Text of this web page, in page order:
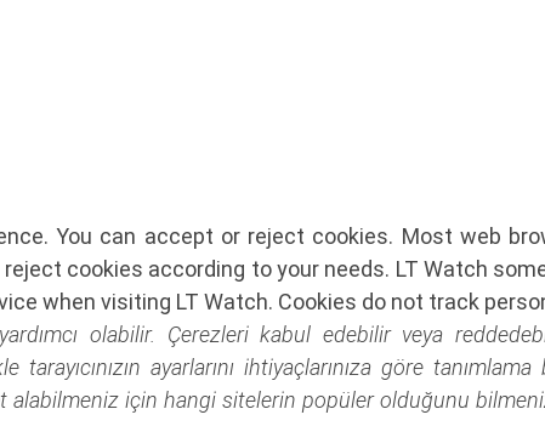
You can accept or reject cookies. Most web
cookies according to your needs. LT Watch
when visiting LT Watch. Cookies do not track
olabilir. Çerezleri kabul edebilir veya
ayarlarını ihtiyaçlarınıza göre
için hangi sitelerin popüler olduğunu